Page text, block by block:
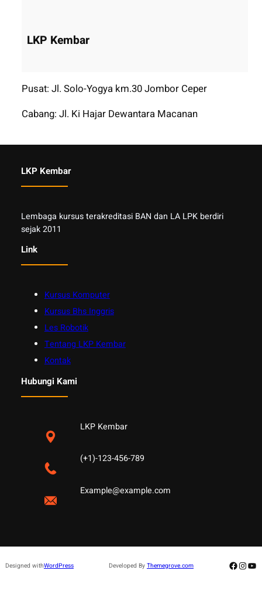
LKP Kembar
Pusat: Jl. Solo-Yogya km.30 Jombor Ceper
Cabang: Jl. Ki Hajar Dewantara Macanan
LKP Kembar
Lembaga kursus terakreditasi BAN dan LA LPK berdiri
sejak 2011
Link
Kursus Komputer
Kursus Bhs Inggris
Les Robotik
Tentang LKP Kembar
Kontak
Hubungi Kami
LKP Kembar
(+1)-123-456-789
Example@example.com
Designed withWordPress Developed By Themegrove.com